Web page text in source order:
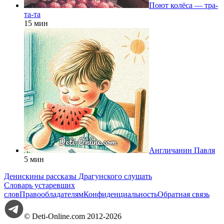
Поют колёса — тра-
та-та
15 мин
Англичанин Павля
5 мин
Денискины рассказы Драгунского слушать
Словарь устаревших
словПравообладателямКонфиденциальностьОбратная связь
© Deti-Online.com 2012-2026